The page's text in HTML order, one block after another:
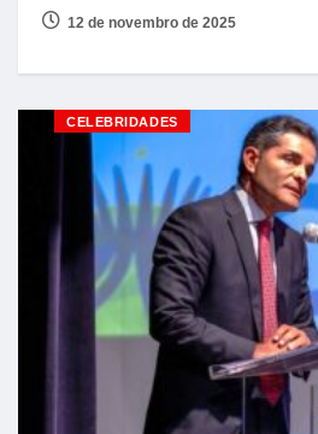
12 de novembro de 2025
CELEBRIDADES